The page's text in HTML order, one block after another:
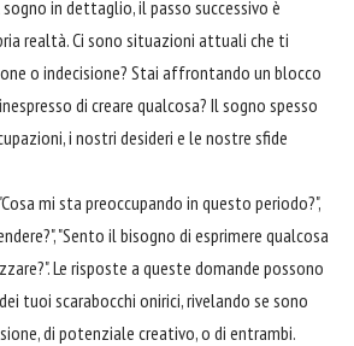
in dettaglio, il passo successivo è
realtà. Ci sono situazioni attuali che ti
o indecisione? Stai affrontando un blocco
di creare qualcosa? Il sogno spesso
i nostri desideri e le nostre sfide
mi sta preoccupando in questo periodo?",
"Sento il bisogno di esprimere qualcosa
Le risposte a queste domande possono
tuoi scarabocchi onirici, rivelando se sono
di potenziale creativo, o di entrambi.